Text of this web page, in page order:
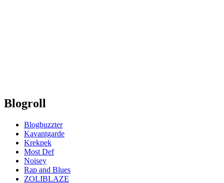
Blogroll
Blogbuzzter
Kavantgarde
Krekpek
Most Def
Noisey
Rap and Blues
ZOLIBLAZE